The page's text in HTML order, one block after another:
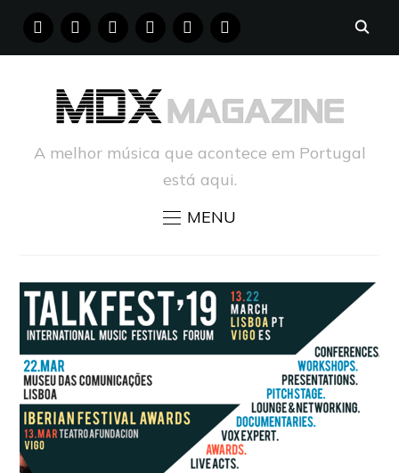
FACEBOOKINSTAGRAM
YOUTUBE PINTERESTTUMBLR
A melhor música que acontece em Portugal
está aqui.
MENU